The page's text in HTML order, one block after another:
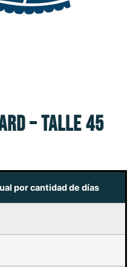
– TALLE 45
por cantidad de días